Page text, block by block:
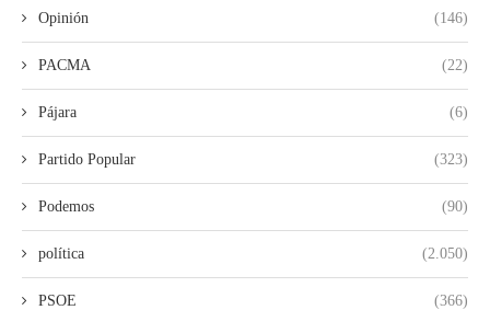
Opinión (146)
PACMA (22)
Pájara (6)
Partido Popular (323)
Podemos (90)
política (2.050)
PSOE (366)